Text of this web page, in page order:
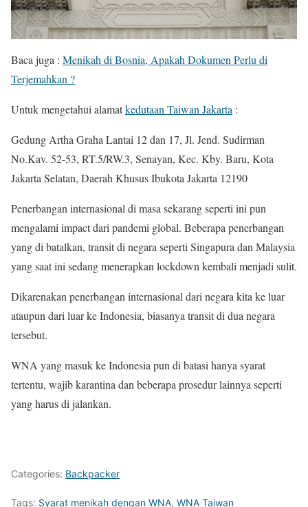
Baca juga : Menikah di Bosnia, Apakah Dokumen Perlu di
Terjemahkan ?
Untuk mengetahui alamatkedutaan Taiwan Jakarta :
Gedung Artha Graha Lantai 12 dan 17, Jl. Jend. Sudirman
No.Kav. 52-53, RT.5/RW.3, Senayan, Kec. Kby. Baru, Kota
Jakarta Selatan, Daerah Khusus Ibukota Jakarta 12190
Penerbangan internasional di masa sekarang seperti ini pun
mengalami impact dari pandemi global. Beberapa penerbangan
yang di batalkan, transit di negara seperti Singapura dan Malaysia
yang saat ini sedang menerapkan lockdown kembali menjadi sulit.
Dikarenakan penerbangan internasional dari negara kita ke luar
ataupun dari luar ke Indonesia, biasanya transit di dua negara
tersebut.
WNA yang masuk ke Indonesia pun di batasi hanya syarat
tertentu, wajib karantina dan beberapa prosedur lainnya seperti
yang harus di jalankan.
Categories: Backpacker
Tags: Syarat menikah dengan WNA, WNA Taiwan